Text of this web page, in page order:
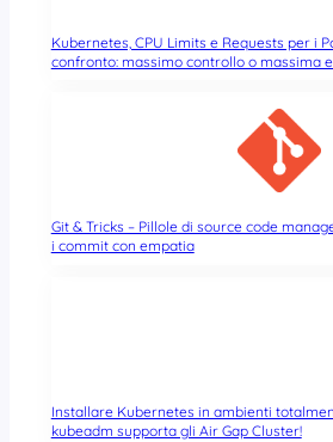
Kubernetes, CPU Limits e Requests per i
confronto: massimo controllo o massima
Git & Tricks – Pillole di source code
i commit con empatia
Installare Kubernetes in ambienti
kubeadm supporta gli Air Gap Cluster!